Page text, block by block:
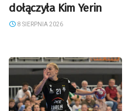
dołączyła Kim Yerin
8 SIERPNIA 2026